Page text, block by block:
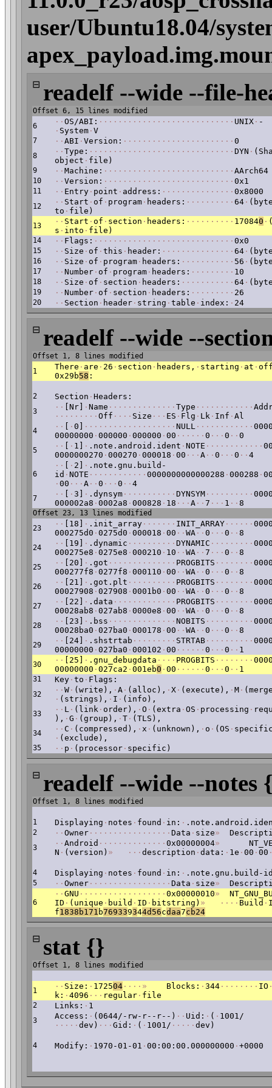
user/Ubuntu18.04/
⊟ readelf --wide --file-
Offset 6, 15 lines modified
6
· · OS/ABI: · · · · · · · · · · · · · · · · · · · · · · · · · · · · UNIX · -
· System · V
7 · · ABI · Version: · · · · · · · · · · · · · · · · · · · · · · · 0
8 · · Type: · · · · · · · · · · · · · · · · · · · · · · · · · · · · · · DYN ·
object · file)
9 · · Machine: · · · · · · · · · · · · · · · · · · · · · · · · · · · AArch64
10 · · Version: · · · · · · · · · · · · · · · · · · · · · · · · · · · 0x1
11 · · Entry · point · address: · · · · · · · · · · · · · · · 0x8000
12 · · Start · of · program · headers: · · · · · · · · · · 64 ·
to · file)
13 · · Start · of · section · headers: · · · · · · · · · · 170840 ·
s · into · file)
14 · · Flags: · · · · · · · · · · · · · · · · · · · · · · · · · · · · · 0x0
15 · · Size · of · this · header: · · · · · · · · · · · · · · · 64 ·
16 · · Size · of · program · headers: · · · · · · · · · · · 56 ·
17 · · Number · of · program · headers: · · · · · · · · · 10
18 · · Size · of · section · headers: · · · · · · · · · · · 64 ·
19 · · Number · of · section · headers: · · · · · · · · · 26
20 · · Section · header · string · table · index: · 24
⊟ readelf --wide --
Offset 1, 8 lines modified
1
There · are · 26 · section · headers, · starting · at ·
0x29b58 :
2 Section · Headers:
3 · · [Nr] · Name · · · · · · · · · · · · · · Type · · · · · · · · · · · ·
· · · · · · · · · Off · · · · Size · · · ES · Flg · Lk · Inf · Al
4 · · · 0] · · · · · · · · · · · · · · · · · · · NULL · · · · · · · · · · · ·
00000000 · 000000 · 000000 · 00 · · · · · · 0 · · · 0 · · 0
5 · · · 1] · .note.android.ident · NOTE · · · · · · · · · · · ·
0000000270 · 000270 · 000018 · 00 · · · A · · 0 · · · 0 · · 4
6
· · · 2] · .note.gnu.build-
id · NOTE · · · · · · · · · · · · 0000000000000288 · 000288 ·
· 00 · · · A · · 0 · · · 0 · · 4
7 · · · 3] · .dynsym · · · · · · · · · · · DYNSYM · · · · · · · · · ·
000002a8 · 0002a8 · 000828 · 18 · · · A · · 7 · · · 1 · · 8
Offset 23, 13 lines modified
23
· · [18] · .init_array · · · · · · · INIT_ARRAY · · · · · ·
000275d0 · 0275d0 · 000018 · 00 · · WA · · 0 · · · 0 · · 8
24 · · [19] · .dynamic · · · · · · · · · · DYNAMIC · · · · · · · · ·
000275e8 · 0275e8 · 000210 · 10 · · WA · · 7 · · · 0 · · 8
25 · · [20] · .got · · · · · · · · · · · · · · PROGBITS · · · · · · · ·
000277f8 · 0277f8 · 000110 · 00 · · WA · · 0 · · · 0 · · 8
26 · · [21] · .got.plt · · · · · · · · · · PROGBITS · · · · · · · ·
00027908 · 027908 · 0001b0 · 00 · · WA · · 0 · · · 0 · · 8
27 · · [22] · .data · · · · · · · · · · · · · PROGBITS · · · · · · · ·
00028ab8 · 027ab8 · 0000e8 · 00 · · WA · · 0 · · · 0 · · 8
28 · · [23] · .bss · · · · · · · · · · · · · · NOBITS · · · · · · · · · ·
00028ba0 · 027ba0 · 000178 · 00 · · WA · · 0 · · · 0 · · 8
29 · · [24] · .shstrtab · · · · · · · · · STRTAB · · · · · · · · · ·
00000000 · 027ba0 · 000102 · 00 · · · · · · 0 · · · 0 · · 1
30 · · [25] · .gnu_debugdata · · · · PROGBITS · · · · · · · ·
00000000 · 027ca2 · 001eb0 · 00 · · · · · · 0 · · · 0 · · 1
31 Key · to · Flags:
32 · · W · (write), · A · (alloc), · X · (execute), · M ·
· (strings), · I · (info),
33 · · L · (link · order), · O · (extra · OS · processing ·
), · G · (group), · T · (TLS),
34 · · C · (compressed), · x · (unknown), · o · (OS ·
· (exclude),
35 · · p · (processor · specific)
⊟ readelf --wide --notes
Offset 1, 8 lines modified
1 Displaying · notes · found · in: ·
2 · · Owner · · · · · · · · · · · · · · · · · Data · size»
3 · · Android · · · · · · · · · · · · · · 0x00000004»
N · (version) » · · · description · data: · 1e · 00 · 00
4 Displaying · notes · found · in: · .note.gnu.build-
5 · · Owner · · · · · · · · · · · · · · · · · Data · size»
6
· · GNU · · · · · · · · · · · · · · · · · · 0x00000010»
ID · (unique · build · ID · bitstring) » · · · · Build ·
f1838b171 b769339344d56cdaa7cb24
⊟ stat {}
Offset 1, 8 lines modified
1 · · Size: · 172504 · · · · » Blocks: · 344 · · · · · · · · IO
k: · 4096 · · · regular · file
2 Links: · 1
3 Access: · (0644/-rw-r--r--) · · Uid: · ( · 1001/
· · · · · dev) · · · Gid: · ( · 1001/ · · · · · dev)
4 Modify: · 1970-01-01 · 00:00:00.000000000 · +0000